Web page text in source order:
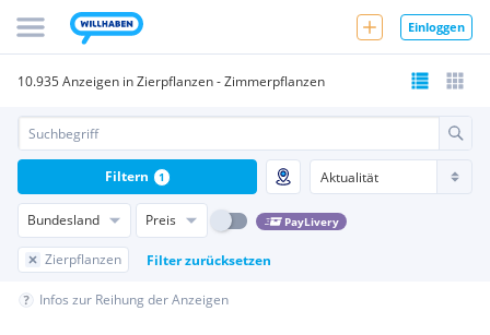
Einloggen
10.935 Anzeigen in Zierpflanzen - Zimmerpflanzen
Bundesland Preis PayLivery
Zierpflanzen Filter zurücksetzen
Filtern 1
Infos zur Reihung der Anzeigen